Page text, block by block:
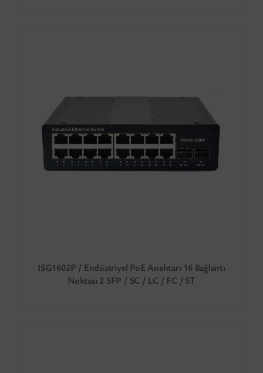
ISG1602P / Endüstriyel PoE Anahtarı 16 Bağlantı
Noktası 2 SFP / SC / LC / FC / ST